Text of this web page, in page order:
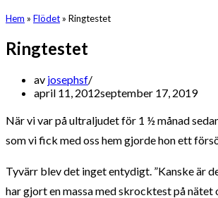
Hem » Flödet» Ringtestet
Ringtestet
av josephsf
april 11, 2012september 17, 2019
När vi var på ultraljudet för 1 ½ månad
som vi fick med oss hem gjorde hon ett
Tyvärr blev det inget entydigt. ”Kanske är
har gjort en massa med skrocktest på